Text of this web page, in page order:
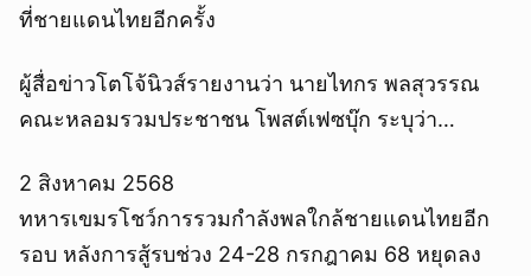
ที่ชายแดนไทยอีกครั้ง
ผู้สื่อข่าวโตโจ้นิวส์รายงานว่า นายไทกร พลสุวรรณ
คณะหลอมรวมประชาชน โพสต์เฟซบุ๊ก ระบุว่า…
2 สิงหาคม 2568
ทหารเขมรโชว์การรวมกำลังพลใกล้ชายแดนไทยอีก
รอบ หลังการสู้รบช่วง 24-28 กรกฎาคม 68 หยุดลง